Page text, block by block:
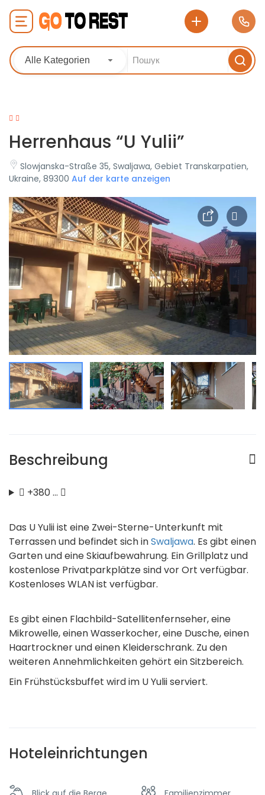
Alle Kategorien
Herrenhaus “U Yulii”
Slowjanska-Straße 35, Swaljawa, Gebiet Transkarpatien,
Ukraine, 89300 Auf der karte anzeigen
Beschreibung
+380 …
Das U Yulii ist eine Zwei-Sterne-Unterkunft mit
Terrassen und befindet sich inSwaljawa. Es gibt einen
Garten und eine Skiaufbewahrung. Ein Grillplatz und
kostenlose Privatparkplätze sind vor Ort verfügbar.
Kostenloses WLAN ist verfügbar.
Es gibt einen Flachbild-Satellitenfernseher, eine
Mikrowelle, einen Wasserkocher, eine Dusche, einen
Haartrockner und einen Kleiderschrank. Zu den
weiteren Annehmlichkeiten gehört ein Sitzbereich.
Ein Frühstücksbuffet wird im U Yulii serviert.
Hoteleinrichtungen